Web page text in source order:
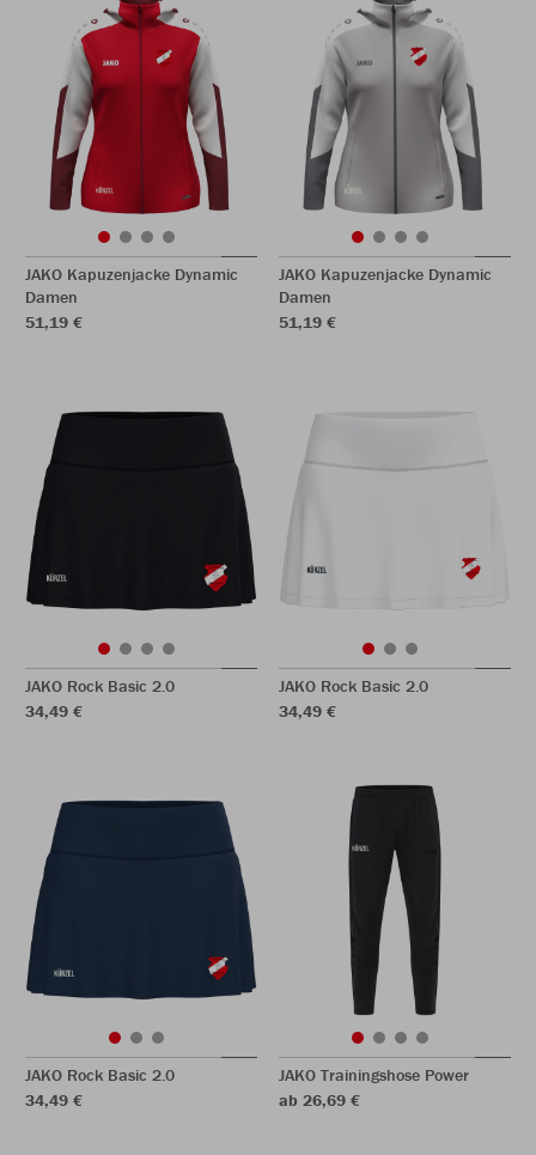
JAKO Kapuzenjacke Dynamic
Damen
51,19 €
JAKO Kapuzenjacke Dynamic
Damen
51,19 €
JAKO Rock Basic 2.0
34,49 €
JAKO Rock Basic 2.0
34,49 €
JAKO Rock Basic 2.0
34,49 €
JAKO Trainingshose Power
ab 26,69 €